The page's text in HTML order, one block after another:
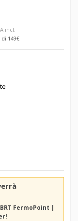
incl.
149€
FermoPoint |